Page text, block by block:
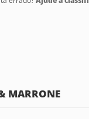
MARRONE